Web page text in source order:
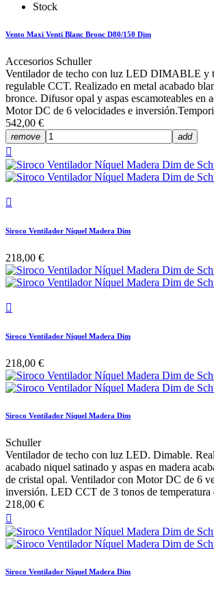
Stock
Vento Maxi Venti Blanc Bronc D80/150 Dim
Accesorios Schuller
Ventilador de techo con luz LED DIMABLE y
regulable CCT. Realizado en metal acabado
bronce. Difusor opal y aspas escamoteables en
Motor DC de 6 velocidades e
542,00 €
remove add


Siroco Ventilador Níquel Madera Dim
218,00 €

Siroco Ventilador Níquel Madera Dim
218,00 €
Siroco Ventilador Níquel Madera Dim
Schuller
Ventilador de techo con luz LED. Dimable.
acabado niquel satinado y aspas en madera
de cristal opal. Ventilador con Motor DC de 6
inversión. LED CCT de 3 tonos de temperatura
218,00 €

Siroco Ventilador Níquel Madera Dim